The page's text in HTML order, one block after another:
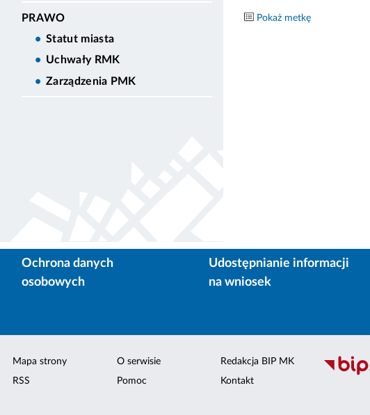
PRAWO
Statut miasta
Uchwały RMK
Zarządzenia PMK
Pokaż metkę
Ochrona danych
osobowych
Udostępnianie informacji
na wniosek
Mapa strony
RSS
O serwisie
Pomoc
Redakcja BIP MK
Kontakt